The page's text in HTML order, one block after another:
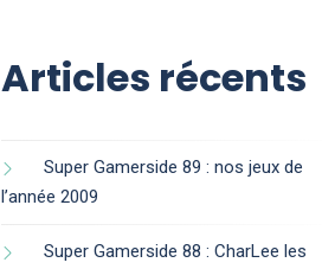
Articles récents
Super Gamerside 89 : nos jeux de
l’année 2009
Super Gamerside 88 : CharLee les